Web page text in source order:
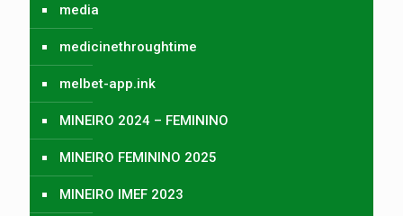
media
medicinethroughtime
melbet-app.ink
MINEIRO 2024 – FEMININO
MINEIRO FEMININO 2025
MINEIRO IMEF 2023